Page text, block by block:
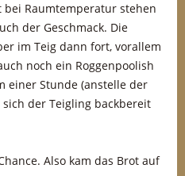
Raumtemperatur stehen
der Geschmack. Die
im Teig dann fort, vorallem
noch ein Roggenpoolish
einer Stunde (anstelle der
der Teigling backbereit
Also kam das Brot auf